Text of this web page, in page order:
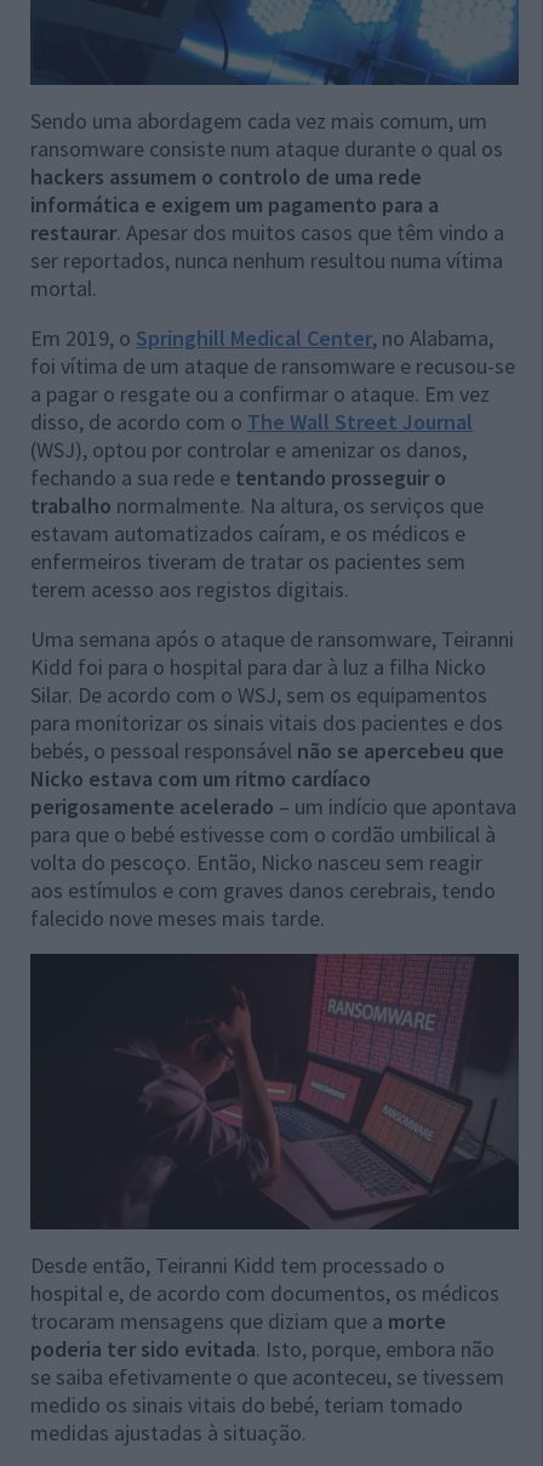
Sendo uma abordagem cada vez mais comum, um
ransomware consiste num ataque durante o qual os
hackers assumem o controlo de uma rede
informática e exigem um pagamento para a
restaurar. Apesar dos muitos casos que têm vindo a
ser reportados, nunca nenhum resultou numa vítima
mortal.
Em 2019, o Springhill Medical Center, no Alabama,
foi vítima de um ataque de ransomware e recusou-se
a pagar o resgate ou a confirmar o ataque. Em vez
disso, de acordo com o The Wall Street Journal
(WSJ), optou por controlar e amenizar os danos,
fechando a sua rede e tentando prosseguir o
trabalho normalmente. Na altura, os serviços que
estavam automatizados caíram, e os médicos e
enfermeiros tiveram de tratar os pacientes sem
terem acesso aos registos digitais.
Uma semana após o ataque de ransomware, Teiranni
Kidd foi para o hospital para dar à luz a filha Nicko
Silar. De acordo com o WSJ, sem os equipamentos
para monitorizar os sinais vitais dos pacientes e dos
bebés, o pessoal responsável não se apercebeu que
Nicko estava com um ritmo cardíaco
perigosamente acelerado – um indício que apontava
para que o bebé estivesse com o cordão umbilical à
volta do pescoço. Então, Nicko nasceu sem reagir
aos estímulos e com graves danos cerebrais, tendo
falecido nove meses mais tarde.
Desde então, Teiranni Kidd tem processado o
hospital e, de acordo com documentos, os médicos
trocaram mensagens que diziam que a morte
poderia ter sido evitada. Isto, porque, embora não
se saiba efetivamente o que aconteceu, se tivessem
medido os sinais vitais do bebé, teriam tomado
medidas ajustadas à situação.